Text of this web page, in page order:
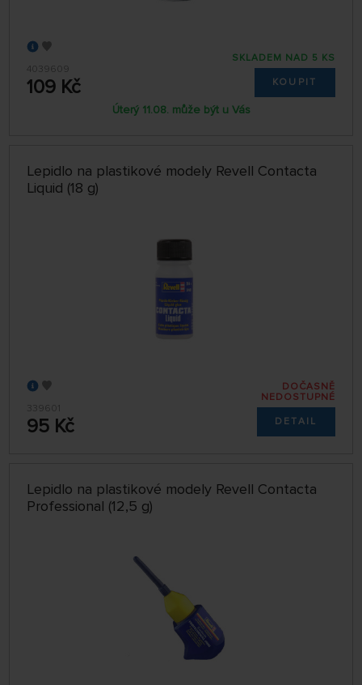
4039609
109 Kč
SKLADEM NAD 5 KS
KOUPIT
Úterý 11.08. může být u Vás
Lepidlo na plastikové modely Revell Contacta
Liquid (18 g)
339601
95 Kč
DOČASNĚ
NEDOSTUPNÉ
DETAIL
Lepidlo na plastikové modely Revell Contacta
Professional (12,5 g)